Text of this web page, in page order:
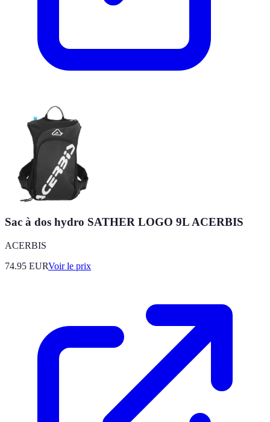
Sac à dos hydro SATHER LOGO 9L ACERBIS
ACERBIS
74.95 EURVoir le prix